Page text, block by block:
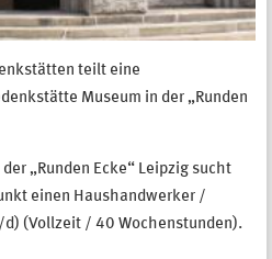
teilt eine
Museum in der „Runden
„Runden Ecke“ Leipzig sucht
einen Haushandwerker /
(Vollzeit / 40 Wochenstunden).